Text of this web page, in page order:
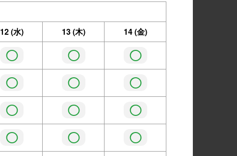
12(水) 13(木) 14(金)
◯ ◯ ◯
◯ ◯ ◯
◯ ◯ ◯
◯ ◯ ◯